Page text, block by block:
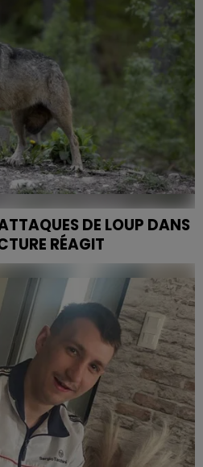
DE LOUP DANS
RÉAGIT
agricoles ont été
et Saint-Mihiel. Face à
la préfecture de la...